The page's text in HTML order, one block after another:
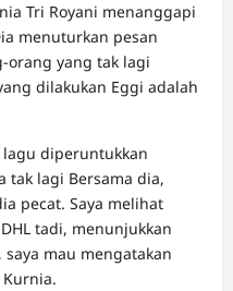
Tri Royani menanggapi
menuturkan pesan
orang yang tak lagi
dilakukan Eggi adalah
lagu diperuntukkan
tak lagi Bersama dia,
pecat. Saya melihat
tadi, menunjukkan
mau mengatakan